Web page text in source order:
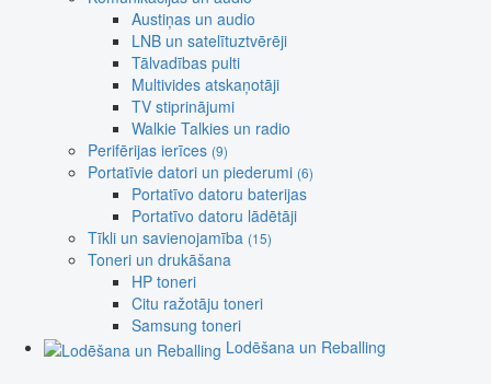
Austiņas un audio
LNB un satelītuztvērēji
Tālvadības pulti
Multivides atskaņotāji
TV stiprinājumi
Walkie Talkies un radio
Perifērijas ierīces (9)
Portatīvie datori un piederumi (6)
Portatīvo datoru baterijas
Portatīvo datoru lādētāji
Tīkli un savienojamība (15)
Toneri un drukāšana
HP toneri
Citu ražotāju toneri
Samsung toneri
Lodēšana un Reballing